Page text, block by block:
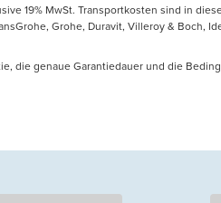
19% MwSt. Transportkosten sind in
Grohe, Duravit, Villeroy & Boch,
die genaue Garantiedauer und die